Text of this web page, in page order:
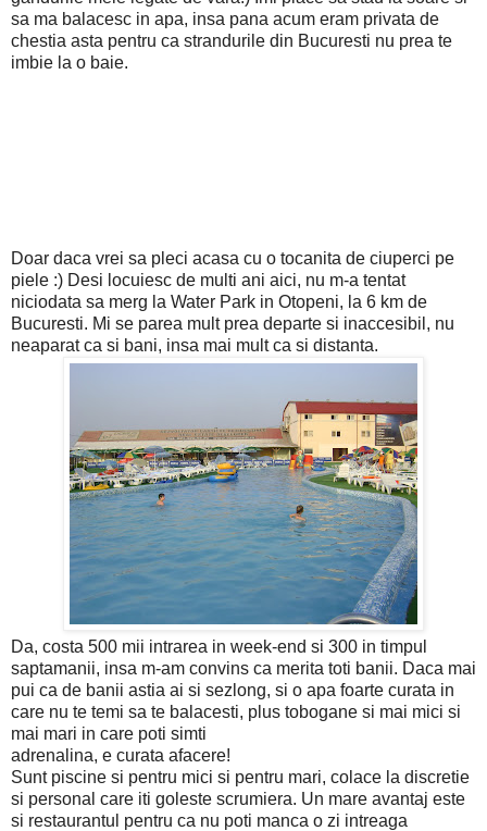
sa ma balacesc in apa, insa pana acum eram privata de
chestia asta pentru ca strandurile din Bucuresti nu prea te
imbie la o baie.
Doar daca vrei sa pleci acasa cu o tocanita de ciuperci pe
piele :) Desi locuiesc de multi ani aici, nu m-a tentat
niciodata sa merg la Water Park in Otopeni, la 6 km de
Bucuresti. Mi se parea mult prea departe si inaccesibil, nu
neaparat ca si bani, insa mai mult ca si distanta.
Da, costa 500 mii intrarea in week-end si 300 in timpul
saptamanii, insa m-am convins ca merita toti banii. Daca mai
pui ca de banii astia ai si sezlong, si o apa foarte curata in
care nu te temi sa te balacesti, plus tobogane si mai mici si
mai mari in care poti simti
adrenalina, e curata afacere!
Sunt piscine si pentru mici si pentru mari, colace la discretie
si personal care iti goleste scrumiera. Un mare avantaj este
si restaurantul pentru ca nu poti manca o zi intreaga